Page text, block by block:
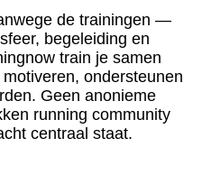
de trainingen —
begeleiding en
train je samen
ondersteunen
Geen anonieme
running community
centraal staat.